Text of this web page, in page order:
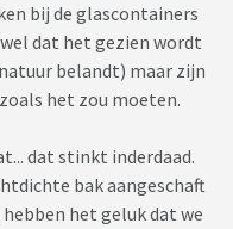
bij de glascontainers
dat het gezien wordt
belandt) maar zijn
het zou moeten.
dat stinkt inderdaad.
bak aangeschaft
het geluk dat we